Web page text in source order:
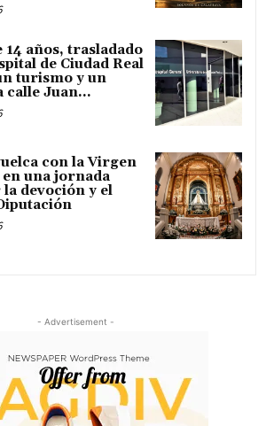
años, trasladado
de Ciudad Real
turismo y un
calle Juan...
con la Virgen
en una jornada
devoción y el
- Advertisement -